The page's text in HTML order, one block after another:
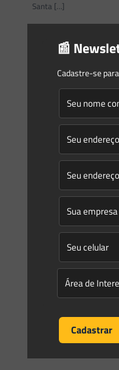
Santa […]
Saes Advogados on
Novidades | Âmbito
INSTRUÇÃO
DE JANEIRO DE 2025
Instrução Normativa No
Saes Advogadoson
Novidades | Âmbito
DECRETO No 48.986, DE
Decreto no 48.893, de
sobre a Consulta Livre,
📰
Cadastre-se